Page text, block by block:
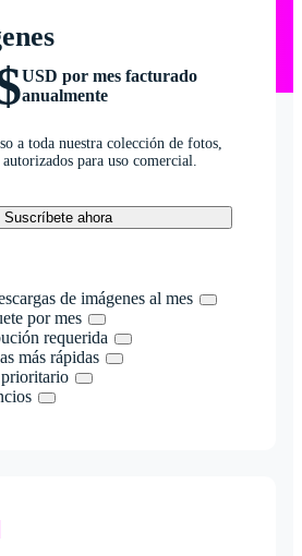
USD por mes facturado
anualmente
a toda nuestra colección de fotos,
para uso comercial.
Suscríbete ahora
de imágenes al mes
por mes
requerida
más rápidas